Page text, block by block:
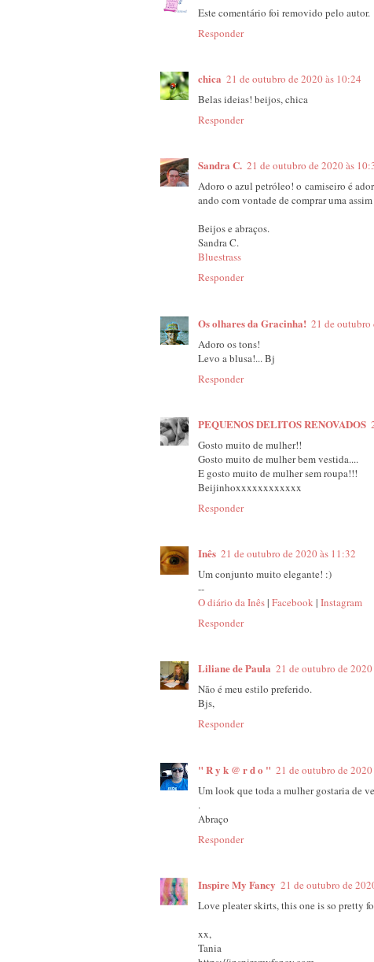
Este comentário foi removido pelo autor.
Responder
chica 21 de outubro de 2020 às 10:24
Belas ideias! beijos, chica
Responder
Sandra C. 21 de outubro de 2020 às
Adoro o azul petróleo! o camiseiro é
ando com vontade de comprar uma
Beijos e abraços.
Sandra C.
Bluestrass
Responder
Os olhares da Gracinha! 21 de outubro
Adoro os tons!
Levo a blusa!... Bj
Responder
PEQUENOS DELITOS RENOVADOS
Gosto muito de mulher!!
Gosto muito de mulher bem vestida....
E gosto muito de mulher sem roupa!!!
Beijinhoxxxxxxxxxxxx
Responder
Inês 21 de outubro de 2020 às 11:32
Um conjunto muito elegante! :)
--
O diário da Inês| Facebook| Instagram
Responder
Liliane de Paula 21 de outubro de 2020
Não é meu estilo preferido.
Bjs,
Responder
" R y k @ r d o " 21 de outubro de
Um look que toda a mulher gostaria de
.
Abraço
Responder
Inspire My Fancy 21 de outubro de
Love pleater skirts, this one is so pretty
xx,
Tania